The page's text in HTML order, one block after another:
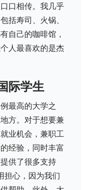
口相传。我几乎
括寿司、火锅、
自己的咖啡馆，
人最喜欢的是杰
际学生
最高的大学之
方。对于想要兼
业机会，兼职工
经验，同时丰富
供了很多支持
担心，因为我们